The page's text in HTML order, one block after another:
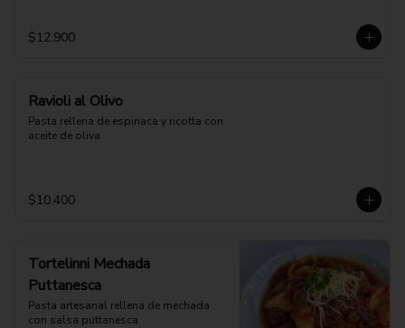
$12.900
Ravioli al Olivo
Pasta rellena de espinaca y ricotta con
aceite de oliva
$10.400
Tortelinni Mechada
Puttanesca
Pasta artesanal rellena de mechada
con salsa puttanesca